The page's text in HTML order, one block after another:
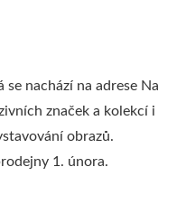
se nachází na adrese Na
značek a kolekcí i
obrazů.
1. února.